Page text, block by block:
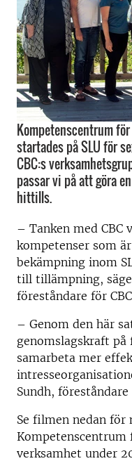
Kompetenscentrum
startades på SLU för
CBC:s
passar vi på att göra
hittills.
– Tanken med CBC
kompetenser som
bekämpning inom
till tillämpning,
föreståndare för
– Genom den här
genomslagskraft på
samarbeta mer
Sundh,
Se filmen nedan för
Kompetenscentrum
verksamhet under